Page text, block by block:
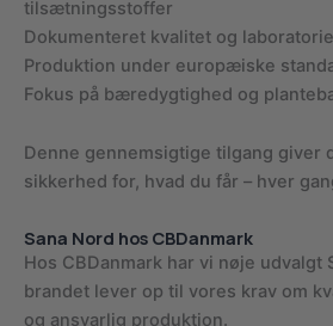
tilsætningsstoffer
Dokumenteret kvalitet og
Produktion under europæiske
Fokus på bæredygtighed og
Denne gennemsigtige tilgang giver
sikkerhed for, hvad du får – hver
Sana Nord hos CBDanmark
Hos CBDanmark har vi nøje udvalgt
brandet lever op til vores krav om
og ansvarlig produktion.